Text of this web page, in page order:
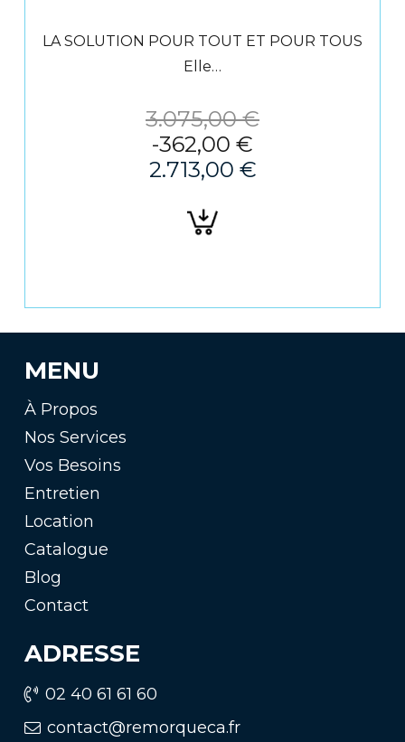
LA SOLUTION POUR TOUT ET POUR TOUS
Elle…
3.075,00€
-362,00 €
2.713,00 €
Ajouter
au
MENU
À Propos
Nos Services
Vos Besoins
Entretien
Location
Catalogue
Blog
Contact
ADRESSE
02 40 61 61 60
contact@remorqueca.fr